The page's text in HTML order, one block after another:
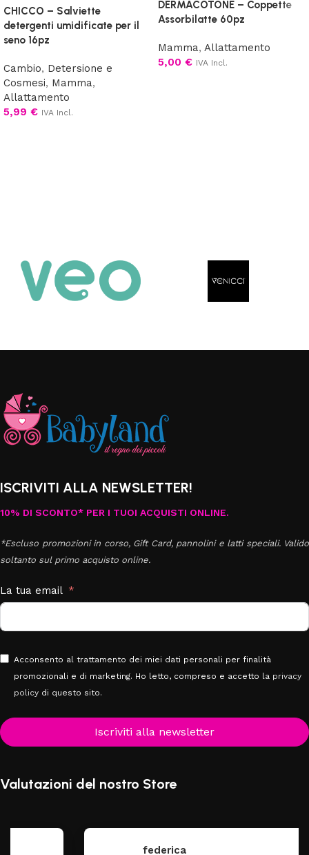
CHICCO – Salviette
detergenti umidificate per il
seno 16pz
Cambio, Detersione e
Cosmesi, Mamma,
Allattamento
5,99 € IVA Incl.
DERMACOTONE – Coppette
Assorbilatte 60pz
Mamma, Allattamento
5,00 € IVA Incl.
ISCRIVITI ALLA NEWSLETTER!
10% DI SCONTO* PER I TUOI ACQUISTI ONLINE.
*Escluso promozioni in corso, Gift Card, pannolini e latti speciali. Valido
soltanto sul primo acquisto online.
La tua email
Acconsento al trattamento dei miei dati personali per finalità
promozionali e di marketing. Ho letto, compreso e accetto la privacy
policy di questo sito.
Iscriviti alla newsletter
Valutazioni del nostro Store